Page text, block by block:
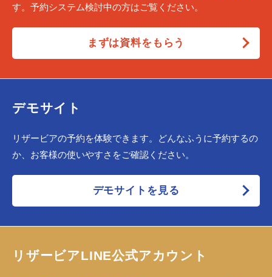
す。予約システム検討中の方はご覧ください。
まずは資料をもらう
デモサイト
リザービアの予約を体験できます。どんなふうに予約するの
か、お客様の使いやすさをご確認ください。
デモサイトを見る
リザービアLINE公式アカウント